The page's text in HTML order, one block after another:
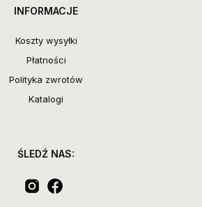
INFORMACJE
Koszty wysyłki
Płatności
Polityka zwrotów
Katalogi
ŚLEDŹ NAS: